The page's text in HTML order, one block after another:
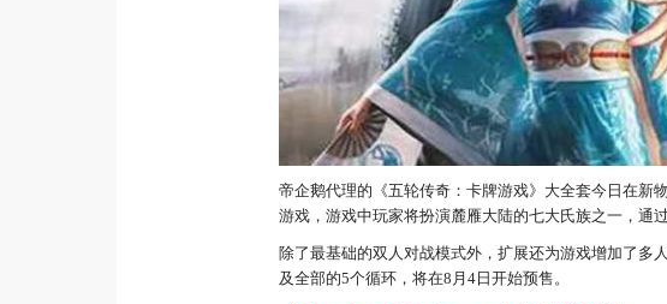
帝企鹅代理的《五轮传奇：卡牌游戏》大全套今日在新
游戏，游戏中玩家将扮演麓雁大陆的七大氏族之一，通
除了最基础的双人对战模式外，扩展还为游戏增加了多
及全部的5个循环，将在8月4日开始预售。